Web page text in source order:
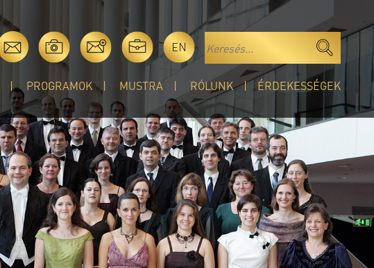
EN
PROGRAMOK MUSTRA RÓLUNK ÉRDEKESSÉGEK